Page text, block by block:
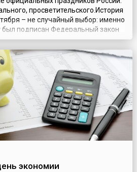
просветительского.История
– не случайный выбор: именно
был подписан Федеральный закон
(банкротстве)». До
банкротства в
и менее системным. С тех пор
экономии